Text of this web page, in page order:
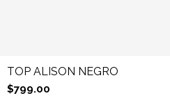
TOP ALISON NEGRO
$799.00